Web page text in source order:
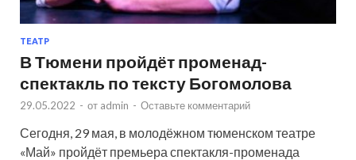
ТЕАТР
В Тюмени пройдёт променад-
спектакль по тексту Богомолова
29.05.2022 - от admin - Оставьте комментарий
Сегодня, 29 мая, в молодёжном тюменском театре
«Май» пройдёт премьера спектакля-променада